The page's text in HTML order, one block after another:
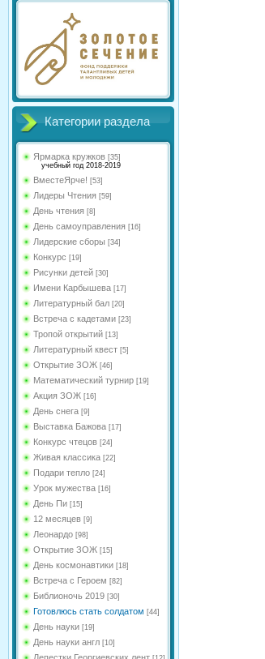
Категории раздела
Ярмарка кружков [35]
учебный год 2018-2019
ВместеЯрче! [53]
Лидеры Чтения [59]
День чтения [8]
День самоуправления [16]
Лидерские сборы [34]
Конкурс [19]
Рисунки детей [30]
Имени Карбышева [17]
Литературный бал [20]
Встреча с кадетами [23]
Тропой открытий [13]
Литературный квест [5]
Открытие ЗОЖ [46]
Математический турнир [19]
Акция ЗОЖ [16]
День снега [9]
Выставка Бажова [17]
Конкурс чтецов [24]
Живая классика [22]
Подари тепло [24]
Урок мужества [16]
День Пи [15]
12 месяцев [9]
Леонардо [98]
Открытие ЗОЖ [15]
День космонавтики [18]
Встреча с Героем [82]
Библионочь 2019 [30]
Готовлюсь стать солдатом [44]
День науки [19]
День науки англ [10]